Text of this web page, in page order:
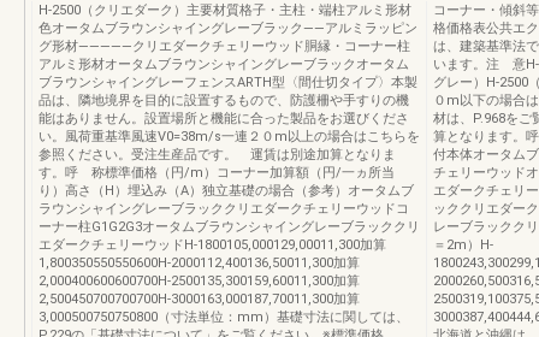
H-2500（クリエダーク）主要材質格子・主柱・端柱アルミ形材
色オータムブラウンシャイングレーブラック――アルミラッピン
グ形材―――――クリエダークチェリーウッド胴縁・コーナー柱
アルミ形材オータムブラウンシャイングレーブラックオータム
ブラウンシャイングレーフェンスARTH型〈間仕切タイプ〉本製
品は、隣地境界を目的に設置するもので、防護柵や手すりの機
能はありません。設置場所と機能に合った製品をお選びくださ
い。風荷重基準風速V0=38m/s一連２０m以上の場合はこちらを
参照ください。受注生産品です。 運賃は別途加算となりま
す。呼 称標準価格（円/m）コーナー加算額（円/一ヵ所当
り）高さ（H）埋込み（A）独立基礎の場合（参考）オータムブ
ラウンシャイングレーブラッククリエダークチェリーウッドコ
ーナー柱G1G2G3オータムブラウンシャイングレーブラッククリ
エダークチェリーウッドH-1800105,000129,00011,300加算
1,800350550550600H-2000112,400136,50011,300加算
2,000400600600700H-2500135,300159,60011,300加算
2,500450700700700H-3000163,000187,70011,300加算
3,000500750750800（寸法単位：mm）基礎寸法に関しては、
コーナー・傾斜
格価格表公共エ
は、建築基準法
います。注 意H-
グレー）H-2500
０m以下の場合
材は、P.968を
算となります。
付本体オータム
チェリーウッド
エダークチェリ
ッククリエダー
レーブラックク
＝2m）H-